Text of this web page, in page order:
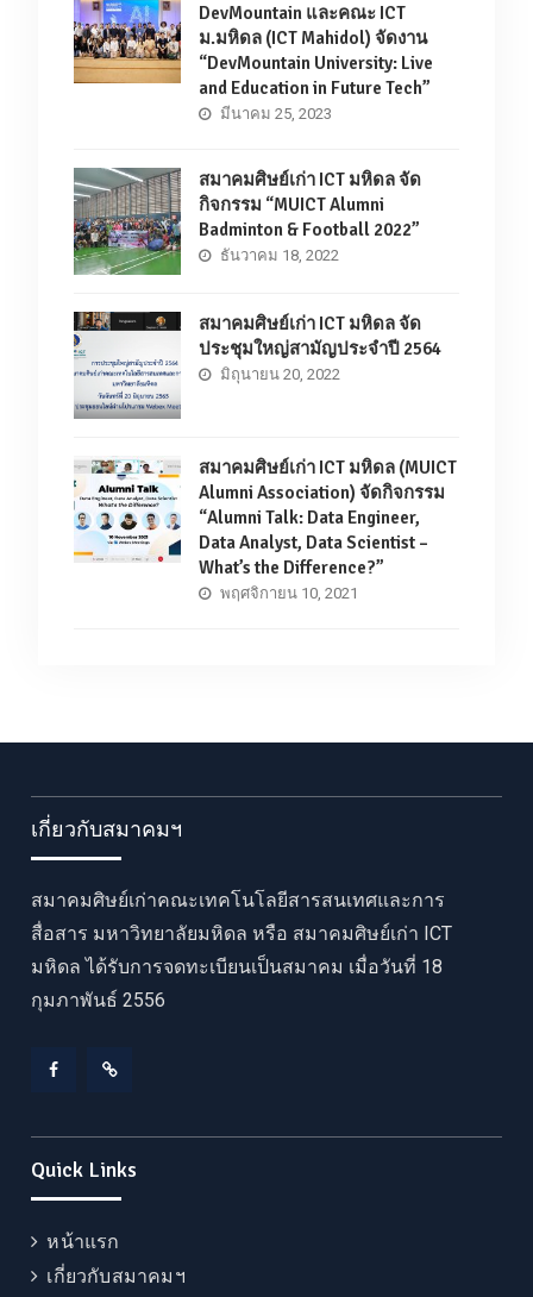
DevMountain และคณะ ICT
ม.มหิดล (ICT Mahidol) จัดงาน
“DevMountain University: Live
and Education in Future Tech”
มีนาคม 25, 2023
สมาคมศิษย์เก่า ICT มหิดล จัด
กิจกรรม “MUICT Alumni
Badminton & Football 2022”
ธันวาคม 18, 2022
สมาคมศิษย์เก่า ICT มหิดล จัด
ประชุมใหญ่สามัญประจำปี 2564
มิถุนายน 20, 2022
สมาคมศิษย์เก่า ICT มหิดล (MUICT
Alumni Association) จัดกิจกรรม
“Alumni Talk: Data Engineer,
Data Analyst, Data Scientist –
What’s the Difference?”
พฤศจิกายน 10, 2021
เกี่ยวกับสมาคมฯ
สมาคมศิษย์เก่าคณะเทคโนโลยีสารสนเทศและการ
สื่อสาร มหาวิทยาลัยมหิดล หรือ สมาคมศิษย์เก่า ICT
มหิดล ได้รับการจดทะเบียนเป็นสมาคม เมื่อวันที่ 18
กุมภาพันธ์ 2556
Quick Links
หน้าแรก
เกี่ยวกับสมาคมฯ